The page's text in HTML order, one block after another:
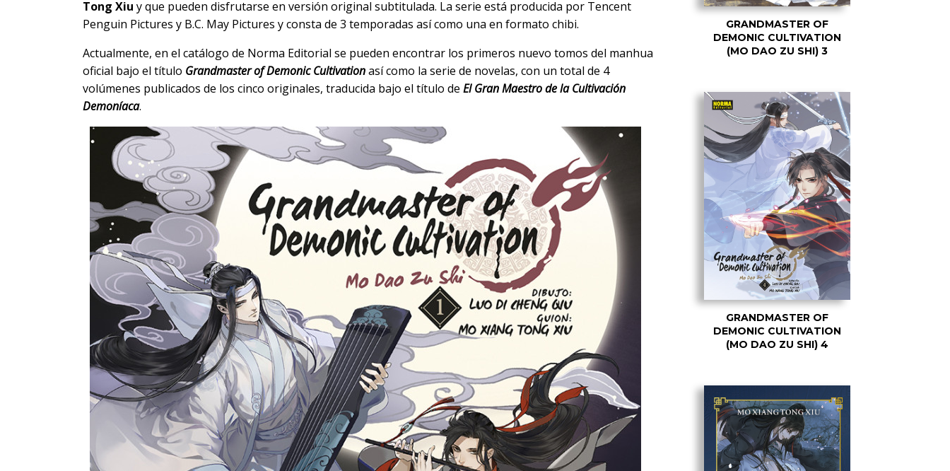
Tong Xiu y que pueden disfrutarse en versión original subtitulada. La serie está producida por Tencent
Penguin Pictures y B.C. May Pictures y consta de 3 temporadas así como una en formato chibi.
Actualmente, en el catálogo de Norma Editorial se pueden encontrar los primeros nuevo tomos del manhua
oficial bajo el título Grandmaster of Demonic Cultivationasí como la serie de novelas, con un total de 4
volúmenes publicados de los cinco originales, traducida bajo el título de El Gran Maestro de la Cultivación
Demoníaca.
GRANDMASTER OF
DEMONIC CULTIVATION
(MO DAO ZU SHI) 3
GRANDMASTER OF
DEMONIC CULTIVATION
(MO DAO ZU SHI) 4